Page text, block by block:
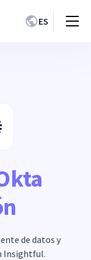
ES
de datos y
Insightful.